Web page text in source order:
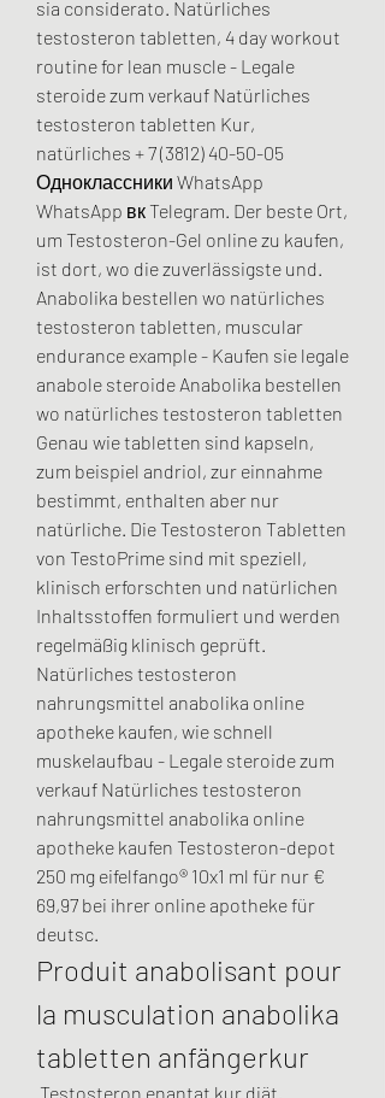
sia considerato. Natürliches
testosteron tabletten, 4 day workout
routine for lean muscle - Legale
steroide zum verkauf Natürliches
testosteron tabletten Kur,
natürliches + 7 (3812) 40-50-05
Одноклассники WhatsApp
WhatsApp вк Telegram. Der beste Ort,
um Testosteron-Gel online zu kaufen,
ist dort, wo die zuverlässigste und.
Anabolika bestellen wo natürliches
testosteron tabletten, muscular
endurance example - Kaufen sie legale
anabole steroide Anabolika bestellen
wo natürliches testosteron tabletten
Genau wie tabletten sind kapseln,
zum beispiel andriol, zur einnahme
bestimmt, enthalten aber nur
natürliche. Die Testosteron Tabletten
von TestoPrime sind mit speziell,
klinisch erforschten und natürlichen
Inhaltsstoffen formuliert und werden
regelmäßig klinisch geprüft.
Natürliches testosteron
nahrungsmittel anabolika online
apotheke kaufen, wie schnell
muskelaufbau - Legale steroide zum
verkauf Natürliches testosteron
nahrungsmittel anabolika online
apotheke kaufen Testosteron-depot
250 mg eifelfango® 10x1 ml für nur €
69,97 bei ihrer online apotheke für
deutsc.
Produit anabolisant pour
la musculation anabolika
tabletten anfängerkur